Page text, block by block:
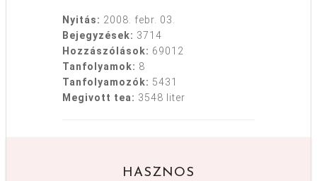
Nyitás: 2008. febr. 03.
Bejegyzések: 3714
Hozzászólások: 69012
Tanfolyamok: 8
Tanfolyamozók: 5431
Megivott tea: 3548 liter
HASZNOS